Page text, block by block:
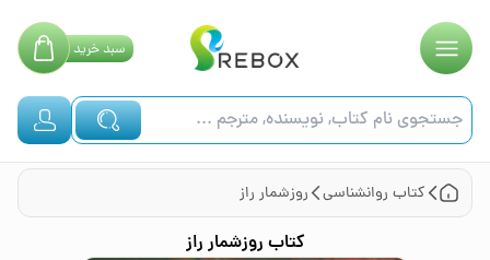
سبدخرید
کتاب روانشناسی روزشمار راز
کتاب روزشمار راز